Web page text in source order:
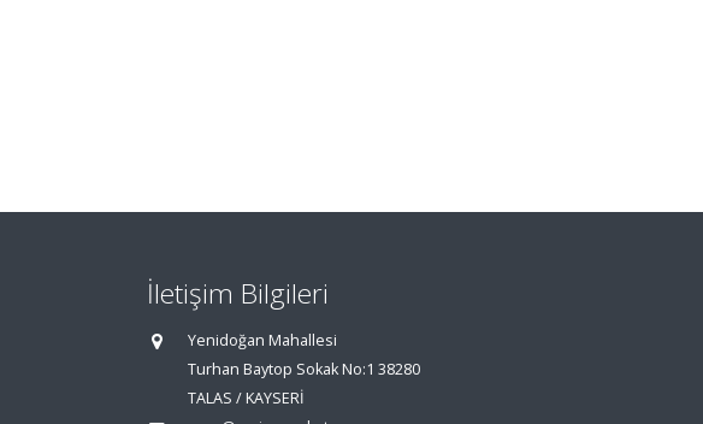
İletişim Bilgileri
Yenidoğan Mahallesi
Turhan Baytop Sokak No:1 38280
TALAS / KAYSERİ